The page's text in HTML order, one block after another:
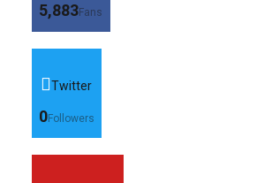
5,883Fans
Twitter
0Followers